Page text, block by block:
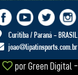
Curitiba / Paraná - BRASIL
joao@lipatinsports.com.br
porGreen Digital